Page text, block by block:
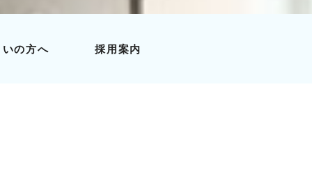
の方へ 採用案内